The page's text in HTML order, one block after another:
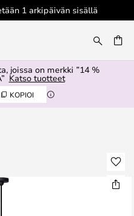
1 arkipäivän sisällä
joissa on merkki ”14 %
Katso tuotteet
KOPIOI